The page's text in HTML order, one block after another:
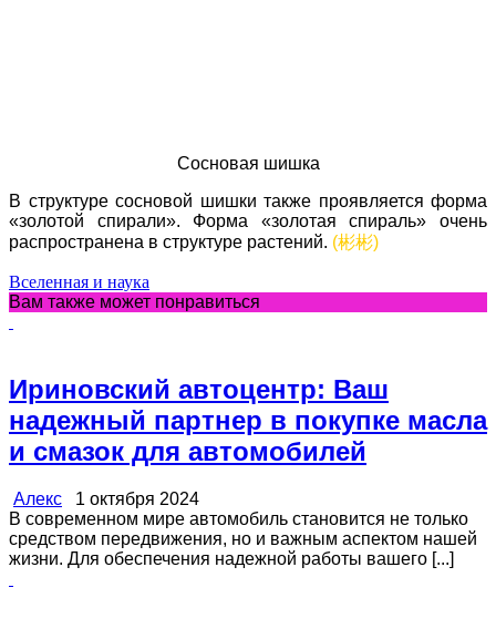
Сосновая шишка
В структуре сосновой шишки также проявляется форма
«золотой спирали». Форма «золотая спираль» очень
распространена в структуре растений. (彬彬)
Вселенная и наука
Вам также может понравиться
Ириновский автоцентр: Ваш
надежный партнер в покупке масла
и смазок для автомобилей
Алекс 1 октября 2024
В современном мире автомобиль становится не только
средством передвижения, но и важным аспектом нашей
жизни. Для обеспечения надежной работы вашего [...]